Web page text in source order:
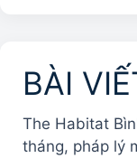
v
e
:
BÀI
The Habitat
tháng, pháp lý